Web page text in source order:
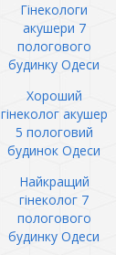
Гінекологи
акушери 7
пологового
будинку Одеси
Хороший
гінеколог акушер
5 пологовий
будинок Одеси
Найкращий
гінеколог 7
пологового
будинку Одеси